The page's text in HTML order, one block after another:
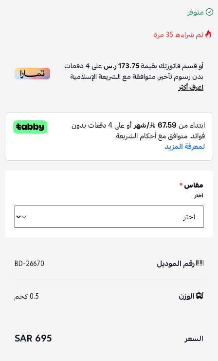
متوفر
تم شراءه35مرة
أو قسم فاتورتك بقيمة173.75 ر.س على4دفعات
بدون رسوم تأخير، متوافقة مع الشريعة الإسلامية
اعرف أكثر
مقاس*
اختر
رقم الموديل BD-26670
الوزن 0.5 كجم
السعر 695 SAR